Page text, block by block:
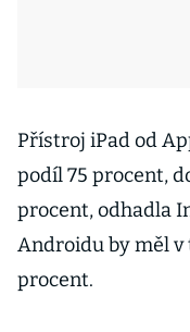
Přístroj iPad od
podíl 75 procent,
procent, odhadla
Androidu by měl v
procent.